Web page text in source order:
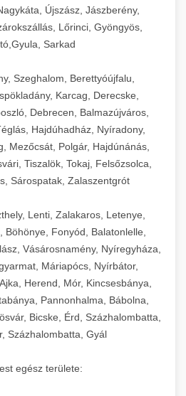
Újszász, Jászberény,
Lőrinci, Gyöngyös,
Sarkad
Szeghalom, Berettyóújfalu,
Karcag, Derecske,
Debrecen, Balmazújváros,
Hajdúhadház, Nyíradony,
Mezőcsát, Polgár, Hajdúnánás,
Tiszalök, Tokaj, Felsőzsolca,
Sárospatak, Zalaszentgrót
Lenti, Zalakaros, Letenye,
Böhönye, Fonyód, Balatonlelle,
Vásárosnamény, Nyíregyháza,
Máriapócs, Nyírbátor,
Herend, Mór, Kincsesbánya,
Pannonhalma, Bábolna,
Bicske, Érd, Százhalombatta,
Százhalombatta, Gyál
egész területe: